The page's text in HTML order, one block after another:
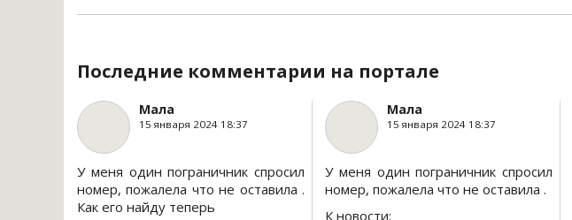
Последние комментарии на портале
Мала
15 января 2024 18:37
У меня один пограничник спросил
номер, пожалела что не оставила .
Как его найду теперь
Мала
15 января 2024 18:37
У меня один пограничник спросил
номер, пожалела что не оставила .
К новости: